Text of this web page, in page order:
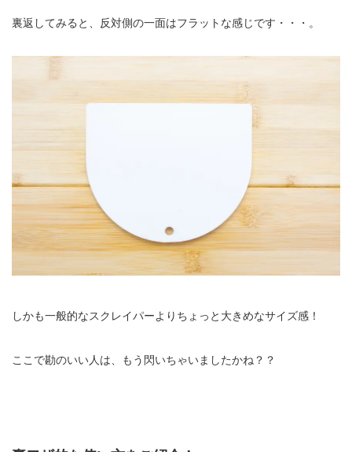
裏返してみると、反対側の一面はフラットな感じです・・・。
しかも一般的なスクレイパーよりちょっと大きめなサイズ感！
ここで勘のいい人は、もう閃いちゃいましたかね？？